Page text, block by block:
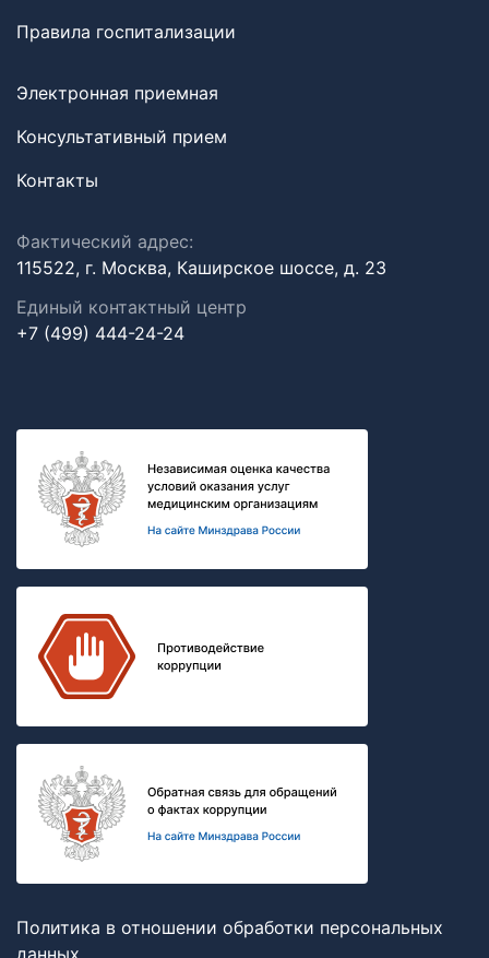
Правила госпитализации
Электронная приемная
Консультативный прием
Контакты
Фактический адрес:
115522, г. Москва, Каширское шоссе, д. 23
Единый контактный центр
+7 (499) 444-24-24
Политика в отношении обработки персональных
данных